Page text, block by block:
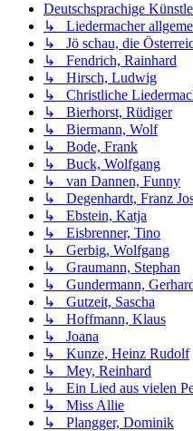
Deutschsprachige
↳ Liedermacher
↳ Jö schau, die
↳ Fendrich, Rainhard
↳ Hirsch, Ludwig
↳ Christliche
↳ Bierhorst, Rüdiger
↳ Biermann, Wolf
↳ Bode, Frank
↳ Buck, Wolfgang
↳ van Dannen, Funny
↳ Degenhardt, Franz
↳ Ebstein, Katja
↳ Eisbrenner, Tino
↳ Gerbig, Wolfgang
↳ Graumann, Stephan
↳ Gundermann,
↳ Gutzeit, Sascha
↳ Hoffmann, Klaus
↳ Joana
↳ Kunze, Heinz Rudolf
↳ Mey, Reinhard
↳ Ein Lied aus vielen
↳ Miss Allie
↳ Plangger, Dominik